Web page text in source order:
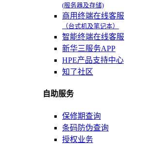
(服务器及存储)
商用终端在线客服
（台式机及笔记本）
智能终端在线客服
新华三服务APP
HPE产品支持中心
知了社区
自助服务
保修期查询
条码防伪查询
授权业务